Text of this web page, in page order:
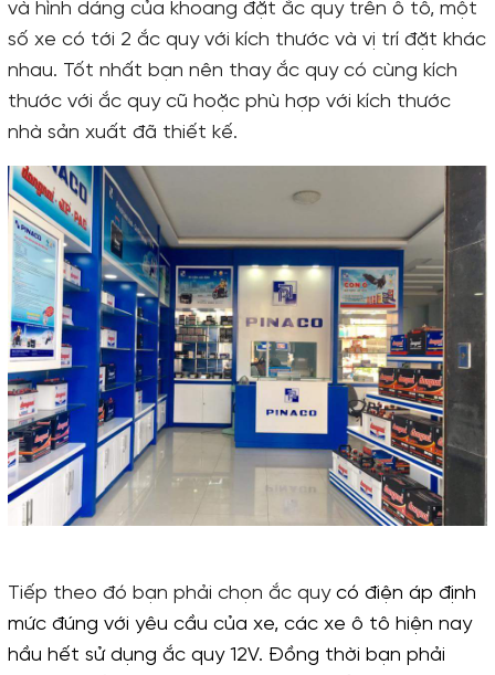
và hình dáng của khoang đặt ắc quy trên ô tô, một
số xe có tới 2 ắc quy với kích thước và vị trí đặt khác
nhau. Tốt nhất bạn nên thay ắc quy có cùng kích
thước với ắc quy cũ hoặc phù hợp với kích thước
nhà sản xuất đã thiết kế.
Tiếp theo đó bạn phải chọn ắc quy có điện áp định
mức đúng với yêu cầu của xe, các xe ô tô hiện nay
hầu hết sử dụng ắc quy 12V. Đồng thời bạn phải